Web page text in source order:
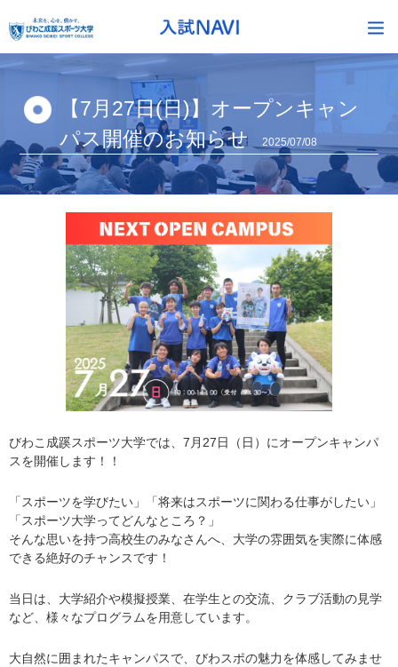
【7月27日(日)】オープンキャン
パス開催のお知らせ
2025/07/08
びわこ成蹊スポーツ大学では、7月27日（日）にオープンキャンパ
スを開催します！！
「スポーツを学びたい」「将来はスポーツに関わる仕事がしたい」
「スポーツ大学ってどんなところ？」
そんな思いを持つ高校生のみなさんへ、大学の雰囲気を実際に体感
できる絶好のチャンスです！
当日は、大学紹介や模擬授業、在学生との交流、クラブ活動の見学
など、様々なプログラムを用意しています。
大自然に囲まれたキャンパスで、びわスポの魅力を体感してみませ